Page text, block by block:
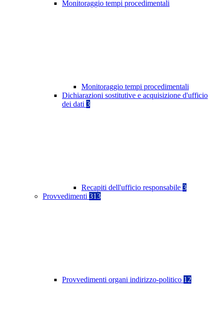
Monitoraggio tempi procedimentali
Monitoraggio tempi procedimentali
Dichiarazioni sostitutive e acquisizione d'ufficio
dei dati 3
Recapiti dell'ufficio responsabile 3
Provvedimenti 313
Provvedimenti organi indirizzo-politico 12